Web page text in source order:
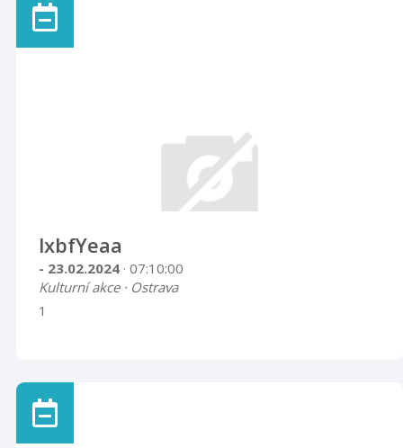
lxbfYeaa
- 23.02.2024 · 07:10:00
Kulturní akce · Ostrava
1